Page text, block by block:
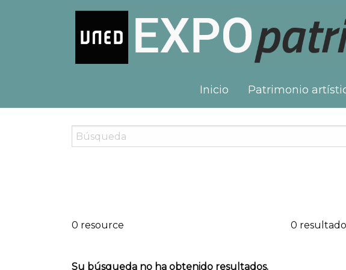
Inicio Patrimonio
0 resource 0
Su búsqueda no ha obtenido resultados.